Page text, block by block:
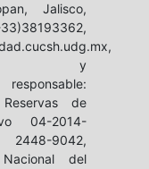
y el
Jalisco,
y
de
04-2014-
2448-9042,
del